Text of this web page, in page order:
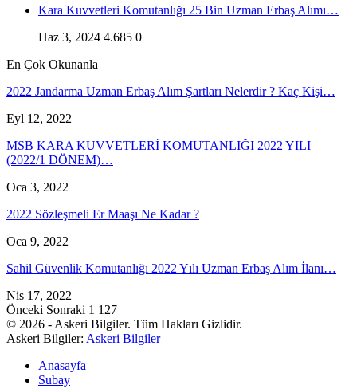
Kara Kuvvetleri Komutanlığı 25 Bin Uzman Erbaş Alımı…
Haz 3, 2024 4.685 0
En Çok Okunanla
2022 Jandarma Uzman Erbaş Alım Şartları Nelerdir ? Kaç Kişi…
Eyl 12, 2022
MSB KARA KUVVETLERİ KOMUTANLIĞI 2022 YILI
(2022/1 DÖNEM)…
Oca 3, 2022
2022 Sözleşmeli Er Maaşı Ne Kadar ?
Oca 9, 2022
Sahil Güvenlik Komutanlığı 2022 Yılı Uzman Erbaş Alım İlanı…
Nis 17, 2022
Önceki Sonraki 1 127
© 2026 - Askeri Bilgiler. Tüm Hakları Gizlidir.
Askeri Bilgiler: Askeri Bilgiler
Anasayfa
Subay